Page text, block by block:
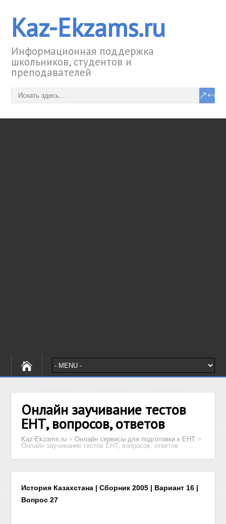
Kaz-Ekzams.ru
Информационная поддержка
школьников, студентов и
преподавателей
Онлайн заучивание тестов
ЕНТ, вопросов, ответов
Kaz-Ekzams.ru >Онлайн сервисы для подготовки к ЕНТ >
Онлайн заучивание тестов ЕНТ, вопросов, ответов
История Казахстана | Сборник 2005 | Вариант 16 |
Вопрос 27